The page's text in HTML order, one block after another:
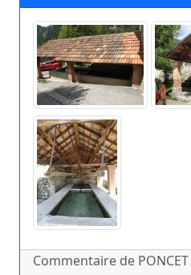
Commentaire de